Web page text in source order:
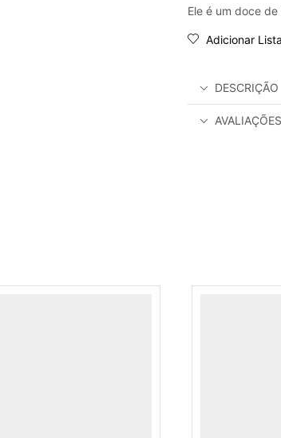
Ele é um doce
Adicionar
DESCRIÇÃO